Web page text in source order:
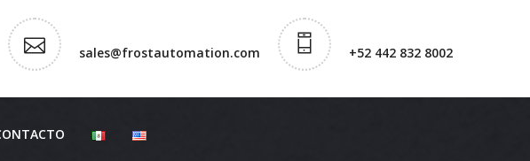
sales@frostautomation.com +52 442 832 8002